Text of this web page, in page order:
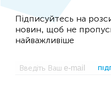
Підписуйтесь на
новин, щоб не
найважливіше